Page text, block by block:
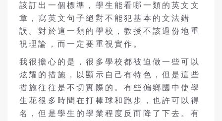
該訂出一個標準，學生能看哪一類的英文文
章，寫英文句子絕對不能犯基本的文法錯
誤。對於這一類的學校，教授不該過份地重
視理論，而一定要重視實作。
我很擔心的是，很多學校都被迫做一些可以
炫耀的措施，以顯示自己有特色，但是這些
措施往往是不切實際的。有些偏鄉國中使學
生花很多時間在打棒球和跑步，也許可以得
名，但是學生的學業程度反而降了下去。有